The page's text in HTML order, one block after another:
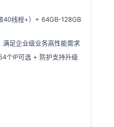
40线程+）+ 64GB-128GB
满足企业级业务高性能需求
个IP可选 + 防护支持升级